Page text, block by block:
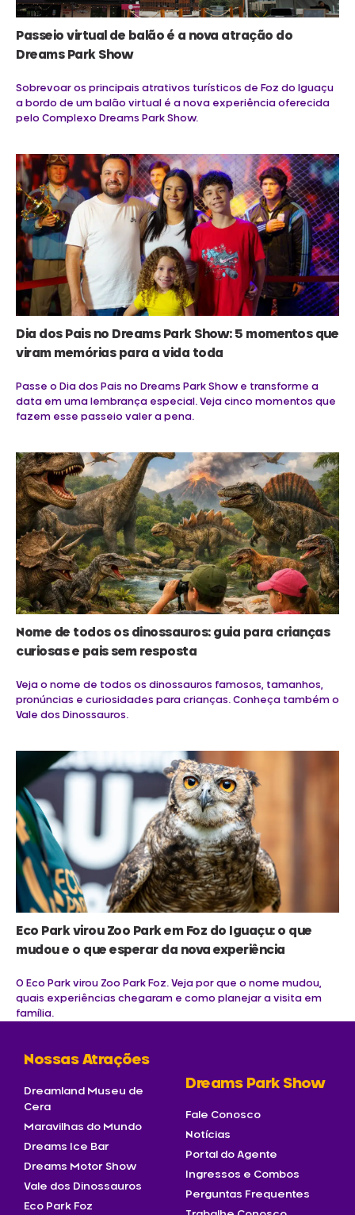
Passeio virtual de balão é a nova atração do
Dreams Park Show
Sobrevoar os principais atrativos turísticos de Foz do Iguaçu
a bordo de um balão virtual é a nova experiência oferecida
pelo Complexo Dreams Park Show.
Dia dos Pais no Dreams Park Show: 5 momentos que
viram memórias para a vida toda
Passe o Dia dos Pais no Dreams Park Show e transforme a
data em uma lembrança especial. Veja cinco momentos que
fazem esse passeio valer a pena.
Nome de todos os dinossauros: guia para crianças
curiosas e pais sem resposta
Veja o nome de todos os dinossauros famosos, tamanhos,
pronúncias e curiosidades para crianças. Conheça também o
Vale dos Dinossauros.
Eco Park virou Zoo Park em Foz do Iguaçu: o que
mudou e o que esperar da nova experiência
O Eco Park virou Zoo Park Foz. Veja por que o nome mudou,
quais experiências chegaram e como planejar a visita em
família.
Nossas Atrações
Dreamland Museu de
Cera
Maravilhas do Mundo
Dreams Ice Bar
Dreams Motor Show
Vale dos Dinossauros
Eco Park Foz
Dreams Park Show
Fale Conosco
Notícias
Portal do Agente
Ingressos e Combos
Perguntas Frequentes